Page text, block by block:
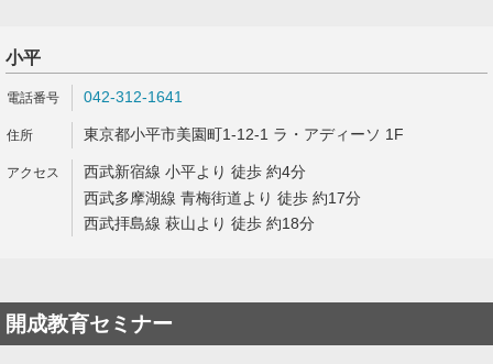
小平
042-312-1641
東京都小平市美園町1-12-1 ラ・アディーソ 1F
西武新宿線 小平より 徒歩 約4分
西武多摩湖線 青梅街道より 徒歩 約17分
西武拝島線 萩山より 徒歩 約18分
開成教育セミナー